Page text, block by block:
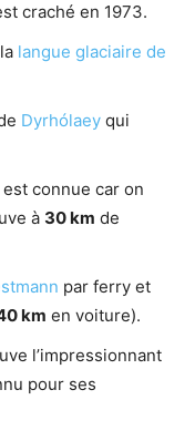
craché en 1973.
langue glaciaire de
Dyrhólaey qui
est connue car on
à 30 km de
par ferry et
km en voiture).
l’impressionnant
pour ses